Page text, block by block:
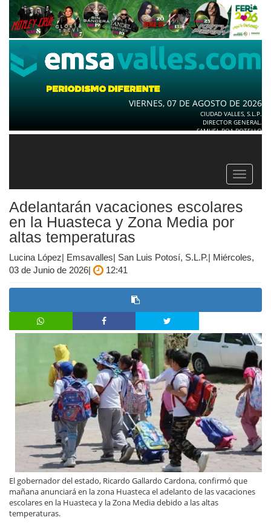
VIERNES, 07 DE AGOSTO DE 2026
CIUDAD VALLES, S.L.P.
DIRECTOR GENERAL.
SAMUEL ROA BOTELLO
Toggle
Adelantarán vacaciones escolares
en la Huasteca y Zona Media por
altas temperaturas
Lucina López| Emsavalles| San Luis Potosí, S.L.P.| Miércoles,
03 de Junio de 2026|
12:41
El gobernador del estado, Ricardo Gallardo Cardona, confirmó que
mañana anunciará en la zona Huasteca el adelanto de las vacaciones
escolares en la Huasteca y la Zona Media debido a las altas
temperaturas.